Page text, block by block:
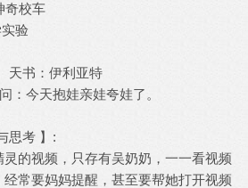
奇校车
验
天书：伊利亚特
：今天抱娃亲娃夸娃了。
思考 】:
的视频，只存有吴奶奶，一一看视频
常要妈妈提醒，甚至要帮她打开视频